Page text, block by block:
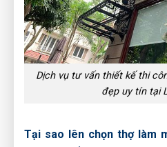
Dịch vụ tư vấn thiết kế thi
đẹp uy tín tại
Tại sao lên chọn thợ làm